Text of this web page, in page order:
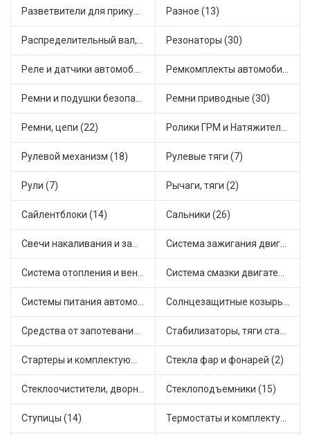
Разветвители для прикуривателя (5) Разное (13)
Распределительный вал, шестерни распределительного (8) Резонаторы (30)
Реле и датчики автомобильные (139) Ремкомплекты автомобильные (78)
Ремни и подушки безопасности (6) Ремни приводные (30)
Ремни, цепи (22) Ролики ГРМ и Натяжители (29)
Рулевой механизм (18) Рулевые тяги (7)
Рули (7) Рычаги, тяги (2)
Сайлентблоки (14) Сальники (26)
Свечи накаливания и зажигания (36) Система зажигания двигателя (5)
Система отопления и вентиляции (15) Система смазки двигателя (10)
Системы питания автомобиля (25) Солнцезащитные козырьки для салона автомобиля (1)
Средства от запотевания и размораживатели стекла (1) Стабилизаторы, тяги стабилизатора, стойки стабилиз (9)
Стартеры и комплектующие (44) Стекла фар и фонарей (2)
Стеклоочистители, дворники (3) Стеклоподъемники (15)
Ступицы (14) Термостаты и комплектующие системы охлаждения (81)